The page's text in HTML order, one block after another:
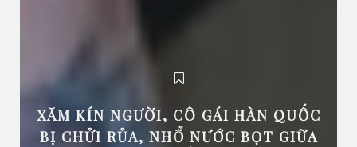
XĂM KÍN NGƯỜI, CÔ GÁI HÀN QUỐC
BỊ CHỬI RỦA, NHỔ NƯỚC BỌT GIỮA